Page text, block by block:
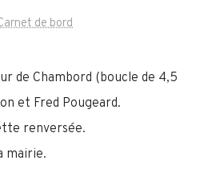
de bord
de Chambord (boucle de 4,5
et Fred Pougeard.
renversée.
mairie.